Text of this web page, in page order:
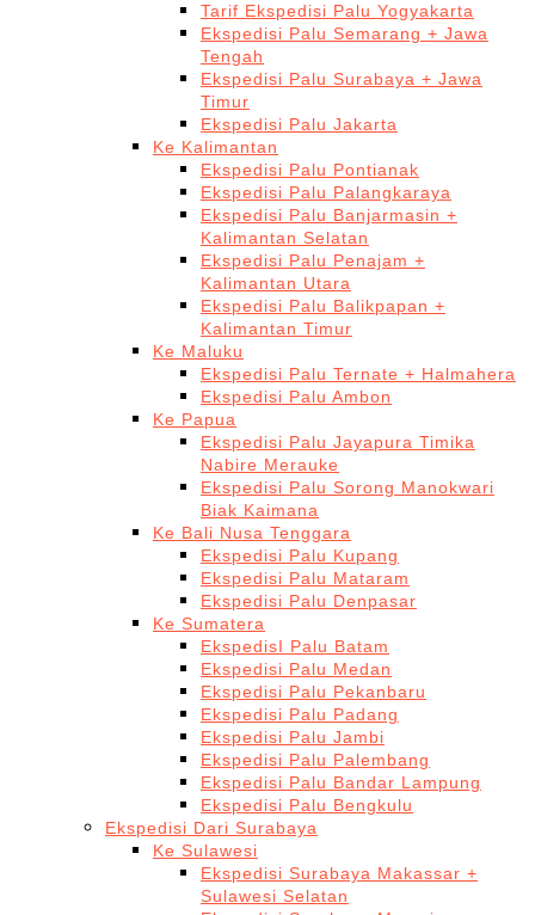
Tarif Ekspedisi Palu Yogyakarta
Ekspedisi Palu Semarang + Jawa
Tengah
Ekspedisi Palu Surabaya + Jawa
Timur
Ekspedisi Palu Jakarta
Ke Kalimantan
Ekspedisi Palu Pontianak
Ekspedisi Palu Palangkaraya
Ekspedisi Palu Banjarmasin +
Kalimantan Selatan
Ekspedisi Palu Penajam +
Kalimantan Utara
Ekspedisi Palu Balikpapan +
Kalimantan Timur
Ke Maluku
Ekspedisi Palu Ternate + Halmahera
Ekspedisi Palu Ambon
Ke Papua
Ekspedisi Palu Jayapura Timika
Nabire Merauke
Ekspedisi Palu Sorong Manokwari
Biak Kaimana
Ke Bali Nusa Tenggara
Ekspedisi Palu Kupang
Ekspedisi Palu Mataram
Ekspedisi Palu Denpasar
Ke Sumatera
EkspedisI Palu Batam
Ekspedisi Palu Medan
Ekspedisi Palu Pekanbaru
Ekspedisi Palu Padang
Ekspedisi Palu Jambi
Ekspedisi Palu Palembang
Ekspedisi Palu Bandar Lampung
Ekspedisi Palu Bengkulu
Ekspedisi Dari Surabaya
Ke Sulawesi
Ekspedisi Surabaya Makassar +
Sulawesi Selatan